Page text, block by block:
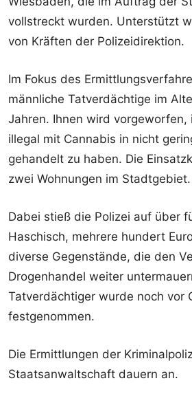
vollstreckt wurden. Unterstützt
von Kräften der Polizeidirektion.
Im Fokus des
männliche Tatverdächtige im
Jahren. Ihnen wird vorgeworfen,
illegal mit Cannabis in nicht
gehandelt zu haben. Die
zwei Wohnungen im Stadtgebiet.
Dabei stieß die Polizei auf über
Haschisch, mehrere hundert
diverse Gegenstände, die den
Drogenhandel weiter
Tatverdächtiger wurde noch vor
festgenommen.
Die Ermittlungen der
Staatsanwaltschaft dauern an.